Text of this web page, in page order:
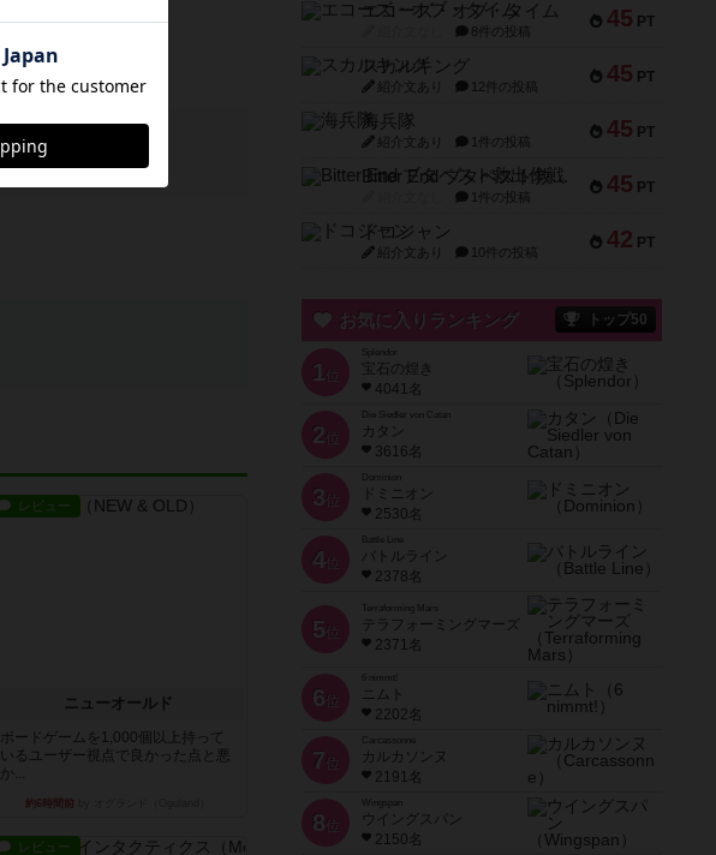
レビュー
ニューオールド
ボードゲームを1,000個以上持って
いるユーザー視点で良かった点と悪
か...
約6時間前
レビュー
45 PT
エコーズ・オブ・タイム
8件の投稿
45 PT
スカルキング
紹介文あり 12件の投稿
45 PT
海兵隊
紹介文あり 1件の投稿
45 PT
Bitter End ブタペスト救出作戦
1件の投稿
42 PT
ドコジャン
紹介文あり 10件の投稿
お気に入りランキング トップ50
1 位
宝石の煌き
4041名
2 位
Die Siedler von Catan
カタン
3616名
3 位
ドミニオン
2530名
4位
Battle Line
バトルライン
2378名
5 位
Terraforming Mars
テラフォーミングマーズ
2371名
6 位
ニムト
2202名
7 位
Carcassonne
カルカソンヌ
2191名
8 位
Wingspan
ウイングスパン
2150名